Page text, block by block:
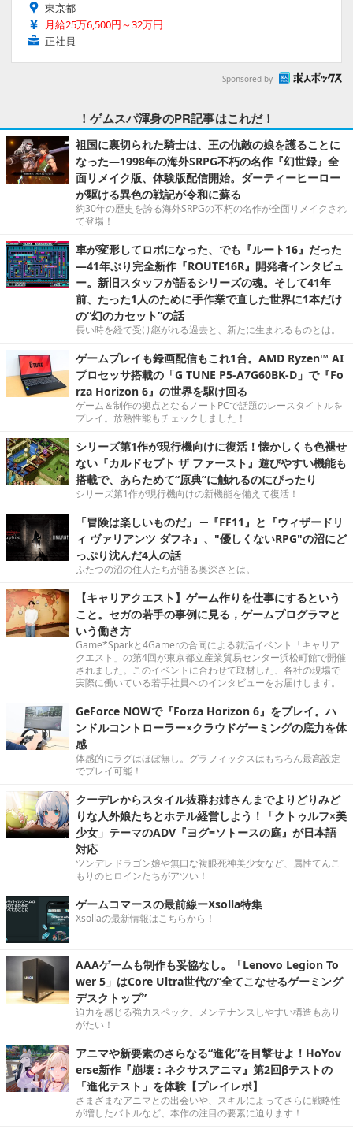
東京都
月給25万6,500円～32万円
正社員
Sponsored by
！ゲムスパ渾身のPR記事はこれだ！
祖国に裏切られた騎士は、王の仇敵の娘を護ることに
なった―1998年の海外SRPG不朽の名作『幻世録』全
面リメイク版、体験版配信開始。ダーティーヒーロー
が駆ける異色の戦記が令和に蘇る
約30年の歴史を誇る海外SRPGの不朽の名作が全面リメイクされ
て登場！
車が変形してロボになった、でも『ルート16』だった
―41年ぶり完全新作『ROUTE16R』開発者インタビュ
ー。新旧スタッフが語るシリーズの魂。そして41年
前、たった1人のために手作業で直した世界に1本だけ
の“幻のカセット”の話
長い時を経て受け継がれる過去と、新たに生まれるものとは。
ゲームプレイも録画配信もこれ1台。AMD Ryzen™ AI
プロセッサ搭載の「G TUNE P5-A7G60BK-D」で『Fo
rza Horizon 6』の世界を駆け回る
ゲーム＆制作の拠点となるノートPCで話題のレースタイトルを
プレイ。放熱性能もチェックしました！
シリーズ第1作が現行機向けに復活！懐かしくも色褪せ
ない『カルドセプト ザ ファースト』遊びやすい機能も
搭載で、あらためて“原典”に触れるのにぴったり
シリーズ第1作が現行機向けの新機能を備えて復活！
「冒険は楽しいものだ」 ─『FF11』と『ウィザードリ
ィ ヴァリアンツ ダフネ』、"優しくないRPG"の沼にど
っぷり沈んだ4人の話
ふたつの沼の住人たちが語る奥深さとは。
【キャリアクエスト】ゲーム作りを仕事にするという
こと。セガの若手の事例に見る，ゲームプログラマと
いう働き方
Game*Sparkと4Gamerの合同による就活イベント「キャリア
クエスト」の第4回が東京都立産業貿易センター浜松町館で開催
されました。このイベントに合わせて取材した、各社の現場で
実際に働いている若手社員へのインタビューをお届けします。
GeForce NOWで『Forza Horizon 6』をプレイ。ハ
ンドルコントローラー×クラウドゲーミングの底力を体
感
体感的にラグはほぼ無し。グラフィックスはもちろん最高設定
でプレイ可能！
クーデレからスタイル抜群お姉さんまでよりどりみど
りな人外娘たちとホテル経営しよう！「クトゥルフ×美
少女」テーマのADV『ヨグ=ソトースの庭』が日本語
対応
ツンデレドラゴン娘や無口な複眼死神美少女など、属性てんこ
もりのヒロインたちがアツい！
ゲームコマースの最前線ーXsolla特集
Xsollaの最新情報はこちらから！
AAAゲームも制作も妥協なし。「Lenovo Legion To
wer 5」はCore Ultra世代の“全てこなせるゲーミング
デスクトップ”
迫力を感じる強力スペック。メンテナンスしやすい構造もあり
がたい！
アニマや新要素のさらなる“進化”を目撃せよ！HoYov
erse新作『崩壊：ネクサスアニマ』第2回βテストの
「進化テスト」を体験【プレイレポ】
さまざまなアニマとの出会いや、スキルによってさらに戦略性
が増したバトルなど、本作の注目の要素に迫ります！